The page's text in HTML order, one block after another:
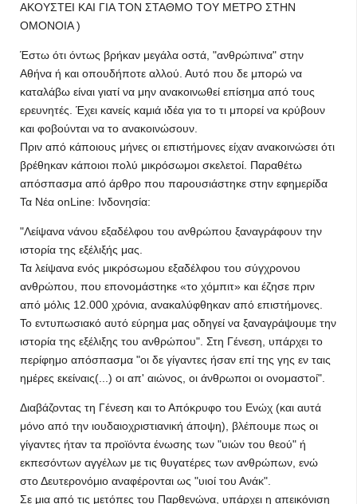
ΑΚΟΥΣΤΕΙ ΚΑΙ ΓΙΑ ΤΟΝ ΣΤΑΘΜΟ ΤΟΥ ΜΕΤΡΟ ΣΤΗΝ
ΟΜΟΝΟΙΑ )
Έστω ότι όντως βρήκαν μεγάλα οστά, "ανθρώπινα" στην
Αθήνα ή και οπουδήποτε αλλού. Αυτό που δε μπορώ να
καταλάβω είναι γιατί να μην ανακοινωθεί επίσημα από τους
ερευνητές. Έχει κανείς καμιά ιδέα για το τι μπορεί να κρύβουν
και φοβούνται να το ανακοινώσουν.
Πριν από κάποιους μήνες οι επιστήμονες είχαν ανακοινώσει ότι
βρέθηκαν κάποιοι πολύ μικρόσωμοι σκελετοί. Παραθέτω
απόσπασμα από άρθρο που παρουσιάστηκε στην εφημερίδα
Τα Νέα onLine: Iνδονησία:
"Λείψανα νάνου εξαδέλφου του ανθρώπου ξαναγράφουν την
ιστορία της εξέλιξής μας.
Τα λείψανα ενός μικρόσωμου εξαδέλφου του σύγχρονου
ανθρώπου, που επονομάστηκε «το χόμπιτ» και έζησε πριν
από μόλις 12.000 χρόνια, ανακαλύφθηκαν από επιστήμονες.
Το εντυπωσιακό αυτό εύρημα μας οδηγεί να ξαναγράψουμε την
ιστορία της εξέλιξης του ανθρώπου". Στη Γένεση, υπάρχει το
περίφημο απόσπασμα "οι δε γίγαντες ήσαν επί της γης εν ταις
ημέρες εκείναις(...) οι απ' αιώνος, οι άνθρωποι οι ονομαστοί".
Διαβάζοντας τη Γένεση και το Απόκρυφο του Ενώχ (και αυτά
μόνο από την ιουδαιοχριστιανική άποψη), βλέπουμε πως οι
γίγαντες ήταν τα προϊόντα ένωσης των "υιών του θεού" ή
εκπεσόντων αγγέλων με τις θυγατέρες των ανθρώπων, ενώ
στο Δευτερονόμιο αναφέρονται ως "υιοί του Ανάκ".
Σε μια από τις μετόπες του Παρθενώνα, υπάρχει η απεικόνιση